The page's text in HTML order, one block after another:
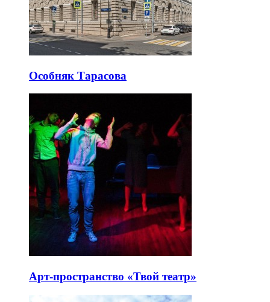
Особняк Тарасова
Арт-пространство «Твой театр»